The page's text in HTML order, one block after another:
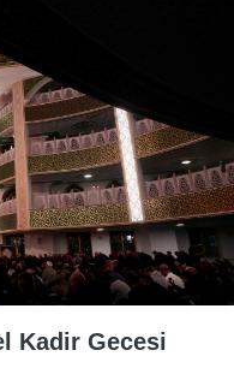
Kadir Gecesi